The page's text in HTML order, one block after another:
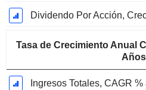
Dividendo Por Acción,
Tasa de Crecimiento Anual
Años
Ingresos Totales, CAGR